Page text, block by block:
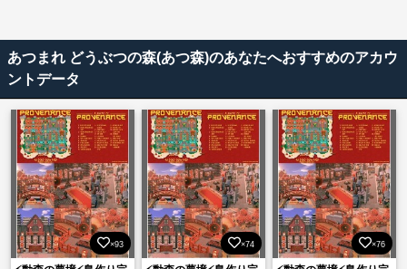
あつまれ どうぶつの森(あつ森)のあなたへおすすめのアカウ
ントデータ
×93 ×74 ×76